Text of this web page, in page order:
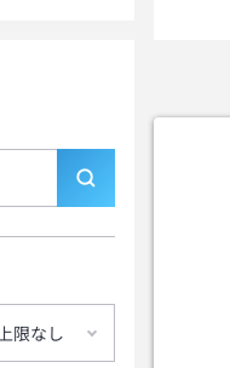
上限なし